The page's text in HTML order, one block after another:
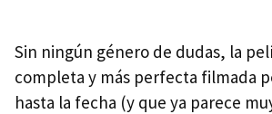
Sin ningún género de dudas, la
completa y más perfecta filmada
hasta la fecha (y que ya parece